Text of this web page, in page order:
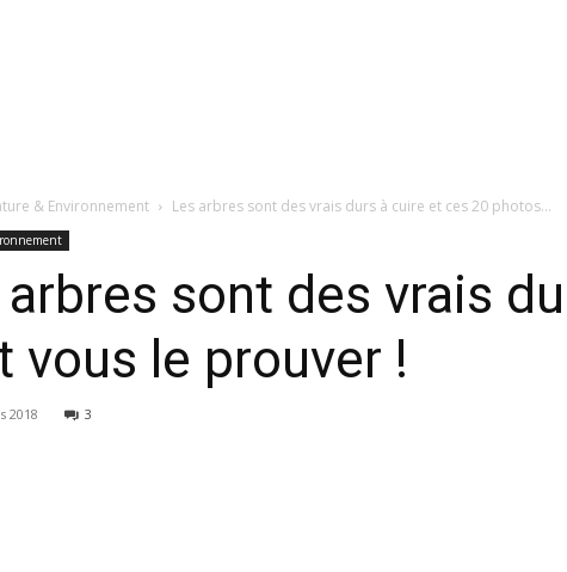
& Environnement Les arbres sont des vrais durs à cuire et ces 20 photos...
arbres sont des vrais
vous le prouver !
2018 3